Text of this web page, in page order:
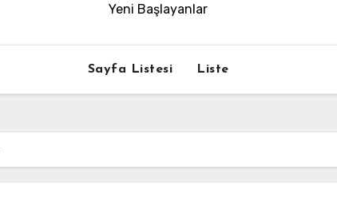
Yeni Başlayanlar
Sayfa Listesi Liste